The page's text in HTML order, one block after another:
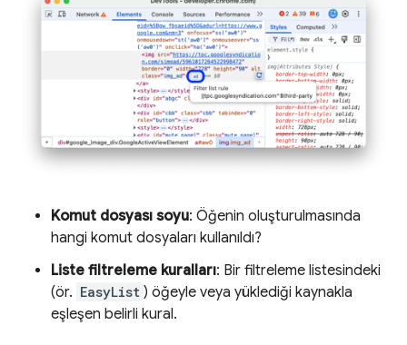
Komut dosyası soyu: Öğenin oluşturulmasında
hangi komut dosyaları kullanıldı?
Liste filtreleme kuralları: Bir filtreleme listesindeki
(ör. EasyList ) öğeyle veya yüklediği kaynakla
eşleşen belirli kural.